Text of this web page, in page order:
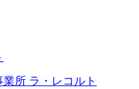
所 ラ・レコルト